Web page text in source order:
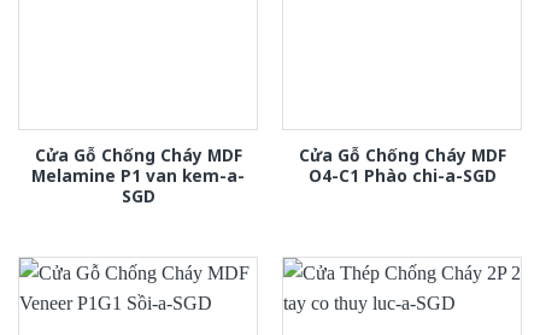
Cửa Gỗ Chống Cháy MDF
Melamine P1 van kem-a-
SGD
Cửa Gỗ Chống Cháy MDF
O4-C1 Phào chi-a-SGD